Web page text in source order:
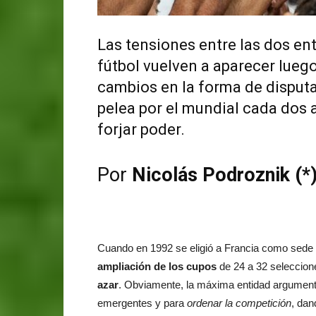
Las tensiones entre las dos
fútbol vuelven a aparecer
cambios en la forma de
pelea por el mundial cada dos
forjar poder.
Por Nicolás Podroznik
Cuando en 1992 se eligió a Francia como
ampliación de los cupos de 24 a 32
azar. Obviamente, la máxima entidad
emergentes y para ordenar la competición,